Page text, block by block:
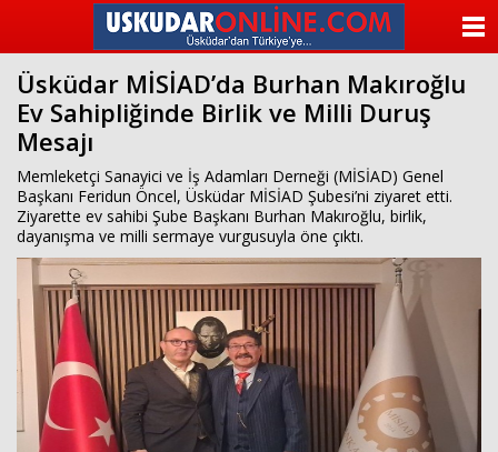
beylikdüzü
escort
beylikdüzü
escort
bayan
beylikdüzü
escort
bayan
escort
beylikdüzü
beylikdüzü
escort
Üsküdar MİSİAD’da Burhan Makıroğlu
Ev Sahipliğinde Birlik ve Milli Duruş
Mesajı
Memleketçi Sanayici ve İş Adamları Derneği (MİSİAD) Genel
Başkanı Feridun Öncel, Üsküdar MİSİAD Şubesi’ni ziyaret etti.
Ziyarette ev sahibi Şube Başkanı Burhan Makıroğlu, birlik,
dayanışma ve milli sermaye vurgusuyla öne çıktı.
ANASAYFA
KATEGORİLER
ANKETLER
FOTO GALERİ
VİDEO GALERİ
KÜNYE
İLETİŞİM